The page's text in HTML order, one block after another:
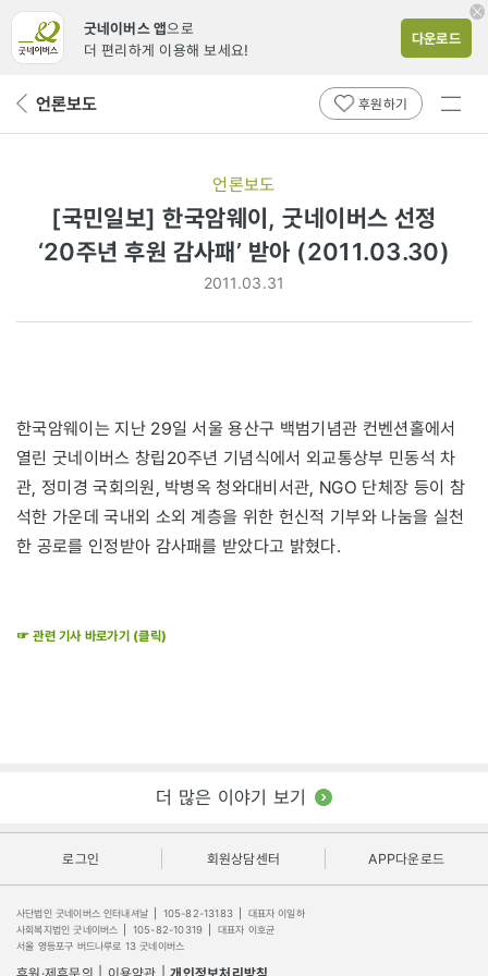
굿네이버스 앱으로
더 편리하게 이용해 보세요!
다운로드
뒤 언론보도 후원하기
전체
언론보도
[국민일보] 한국암웨이, 굿네이버스 선정
‘20주년 후원 감사패’ 받아 (2011.03.30)
2011.03.31
한국암웨이는 지난 29일 서울 용산구 백범기념관 컨벤션홀에서
열린 굿네이버스 창립20주년 기념식에서 외교통상부 민동석 차
관, 정미경 국회의원, 박병옥 청와대비서관, NGO 단체장 등이 참
석한 가운데 국내외 소외 계층을 위한 헌신적 기부와 나눔을 실천
한 공로를 인정받아 감사패를 받았다고 밝혔다.
☞ 관련 기사 바로가기 (클릭)
더 많은 이야기 보기
로그인 회원상담센터 APP다운로드
사단법인 굿네이버스 인터내셔날 105-82-13183
대표자 이일하
사회복지법인 굿네이버스
105-82-10319
대표자 이호균
서울 영등포구 버드나루로 13 굿네이버스